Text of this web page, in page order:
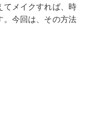
てメイクすれば、時
。今回は、その方法